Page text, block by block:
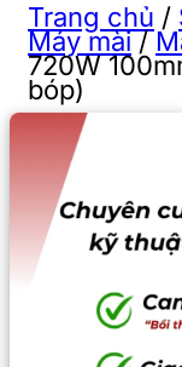
Trang chủ /
Máy mài/
720W
bóp)